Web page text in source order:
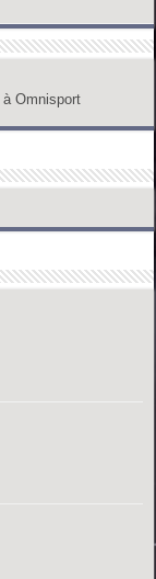
à Omnisport